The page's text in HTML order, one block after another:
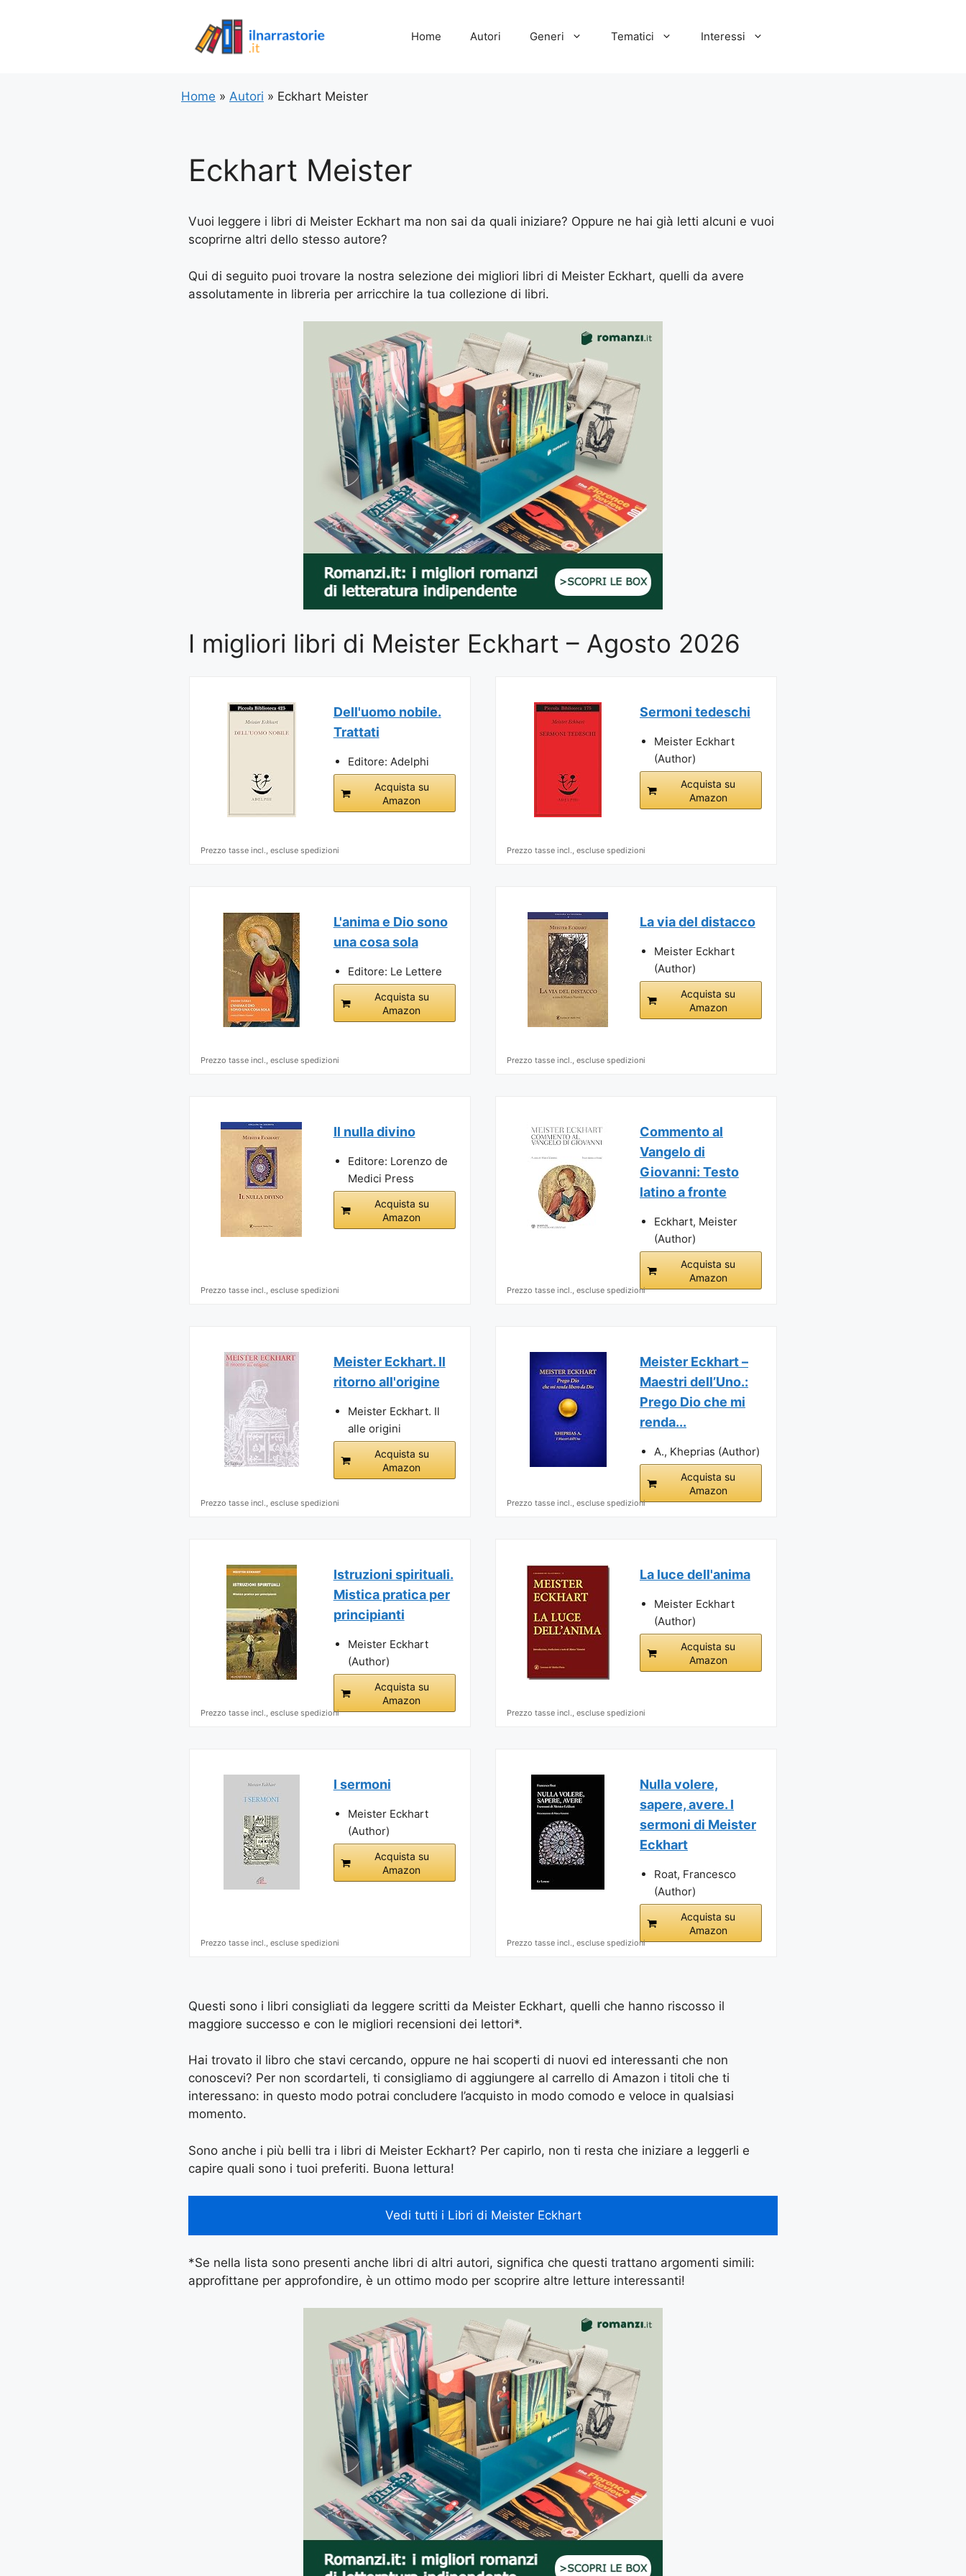
Home Autori Generi Tematici Interessi
Home » Autori » Eckhart Meister
Eckhart Meister
Vuoi leggere i libri di Meister Eckhart ma non sai da quali iniziare? Oppure ne hai già letti alcuni e vuoi
scoprirne altri dello stesso autore?
Qui di seguito puoi trovare la nostra selezione dei migliori libri di Meister Eckhart, quelli da avere
assolutamente in libreria per arricchire la tua collezione di libri.
I migliori libri di Meister Eckhart – Agosto 2026
Dell'uomo nobile.
Trattati
Editore: Adelphi
Acquista su
Amazon
Prezzo tasse incl., escluse spedizioni
Sermoni tedeschi
Meister Eckhart
(Author)
Acquista su
Amazon
Prezzo tasse incl., escluse spedizioni
L'anima e Dio sono
una cosa sola
Editore: Le Lettere
Acquista su
Amazon
Prezzo tasse incl., escluse spedizioni
La via del distacco
Meister Eckhart
(Author)
Acquista su
Amazon
Prezzo tasse incl., escluse spedizioni
Il nulla divino
Editore: Lorenzo de
Medici Press
Acquista su
Amazon
Prezzo tasse incl., escluse spedizioni
Commento al
Vangelo di
Giovanni: Testo
latino a fronte
Eckhart, Meister
(Author)
Acquista su
Amazon
Prezzo tasse incl., escluse spedizioni
Meister Eckhart. Il
ritorno all'origine
Meister Eckhart. Il
alle origini
Acquista su
Amazon
Prezzo tasse incl., escluse spedizioni
Meister Eckhart –
Maestri dell’Uno.:
Prego Dio che mi
renda...
A., Kheprias (Author)
Acquista su
Amazon
Prezzo tasse incl., escluse spedizioni
Istruzioni spirituali.
Mistica pratica per
principianti
Meister Eckhart
(Author)
Acquista su
Amazon
Prezzo tasse incl., escluse spedizioni
La luce dell'anima
Meister Eckhart
(Author)
Acquista su
Amazon
Prezzo tasse incl., escluse spedizioni
I sermoni
Meister Eckhart
(Author)
Acquista su
Amazon
Prezzo tasse incl., escluse spedizioni
Nulla volere,
sapere, avere. I
sermoni di Meister
Eckhart
Roat, Francesco
(Author)
Acquista su
Amazon
Prezzo tasse incl., escluse spedizioni
Questi sono i libri consigliati da leggere scritti da Meister Eckhart, quelli che hanno riscosso il
maggiore successo e con le migliori recensioni dei lettori*.
Hai trovato il libro che stavi cercando, oppure ne hai scoperti di nuovi ed interessanti che non
conoscevi? Per non scordarteli, ti consigliamo di aggiungere al carrello di Amazon i titoli che ti
interessano: in questo modo potrai concludere l’acquisto in modo comodo e veloce in qualsiasi
momento.
Sono anche i più belli tra i libri di Meister Eckhart? Per capirlo, non ti resta che iniziare a leggerli e
capire quali sono i tuoi preferiti. Buona lettura!
Vedi tutti i Libri di Meister Eckhart
*Se nella lista sono presenti anche libri di altri autori, significa che questi trattano argomenti simili:
approfittane per approfondire, è un ottimo modo per scoprire altre letture interessanti!